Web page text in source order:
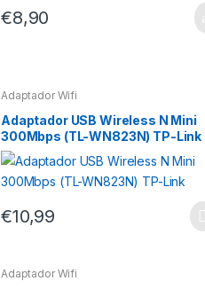
€8,90
Adaptador Wifi
Adaptador USB Wireless N Mini
300Mbps (TL-WN823N) TP-Link
€10,99
Adaptador Wifi